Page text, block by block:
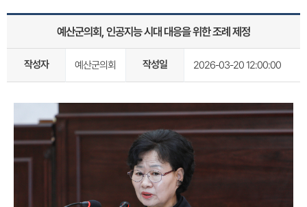
예산군의회, 인공지능 시대 대응을 위한 조례 제정
작성자 예산군의회 작성일 2026-03-20 12:00:00